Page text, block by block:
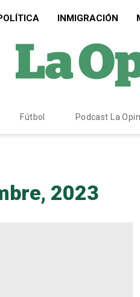
INMIGRACIÓN
Fútbol Podcast La
2023